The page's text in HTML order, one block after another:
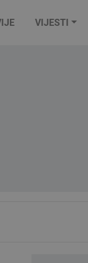
VIJESTI